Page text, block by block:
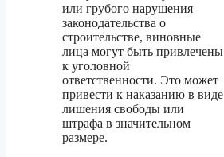
или грубого нарушения
законодательства о
строительстве, виновные
лица могут быть привлечены
к уголовной
ответственности. Это может
привести к наказанию в виде
лишения свободы или
штрафа в значительном
размере.